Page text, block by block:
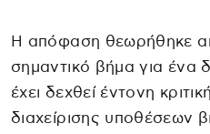
Η απόφαση θεωρήθηκε
σημαντικό βήμα για ένα
έχει δεχθεί έντονη
διαχείρισης υποθέσεων